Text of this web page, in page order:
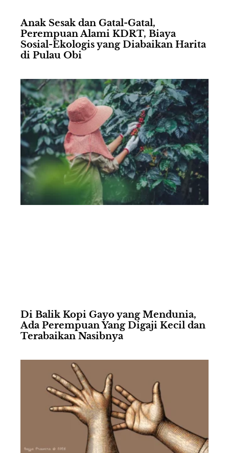
Anak Sesak dan Gatal-Gatal,
Perempuan Alami KDRT, Biaya
Sosial-Ekologis yang Diabaikan Harita
di Pulau Obi
Di Balik Kopi Gayo yang Mendunia,
Ada Perempuan Yang Digaji Kecil dan
Terabaikan Nasibnya